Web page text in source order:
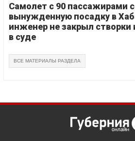
Самолет с 90 пассажирами
вынужденную посадку в
инженер не закрыл створки
в суде
ВСЕ МАТЕРИАЛЫ РАЗДЕЛА